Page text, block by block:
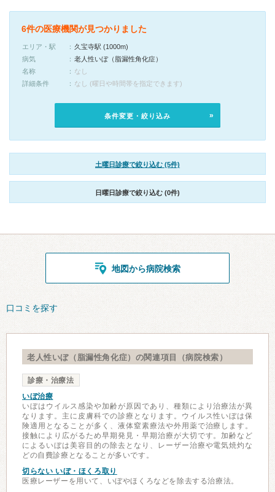
6件の医療機関が見つかりました
エリア・駅
久宝寺駅 (1000m)
病気
老人性いぼ（脂漏性角化症）
名称
なし
詳細条件
なし (曜日や時間帯を指定できます)
条件変更・絞り込み
土曜日診療で絞り込む (5件)
日曜日診療で絞り込む (0件)
地図から病院検索
口コミを探す
老人性いぼ（脂漏性角化症）の関連項目（病院検索）
診療・治療法
いぼ治療
いぼはウイルス感染や加齢が原因であり、種類により治療法が異
なります。主に皮膚科での診療となります。ウイルス性いぼは保
険適用となることが多く、液体窒素療法や外用薬で治療します。
接触により広がるため早期発見・早期治療が大切です。加齢など
によるいぼは美容目的の除去となり、レーザー治療や電気焼灼な
どの自費診療となることが多いです。
切らない いぼ・ほくろ取り
医療レーザーを用いて、いぼやほくろなどを除去する治療法。